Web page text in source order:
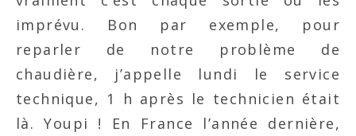
imprévu. Bon par exemple, pour
reparler de notre problème de
chaudière, j’appelle lundi le service
technique, 1 h après le technicien était
là. Youpi ! En France l’année dernière,